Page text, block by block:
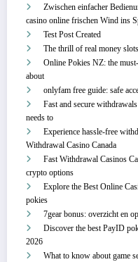
Zwischen einfacher
casino online frischen Wind ins
Test Post Created
The thrill of real money
Online Pokies NZ: the
about
onlyfam free guide: safe
Fast and secure
needs to
Experience hassle-free
Withdrawal Casino Canada
Fast Withdrawal Casinos
crypto options
Explore the Best Online
pokies
7gear bonus: overzicht en
Discover the best PayID
2026
What to know about game